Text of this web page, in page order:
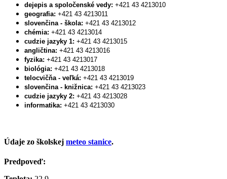
dejepis a spoločenské vedy: +421 43 4213010
geografia: +421 43 4213011
slovenčina - škola: +421 43 4213012
chémia: +421 43 4213014
cudzie jazyky 1: +421 43 4213015
angličtina: +421 43 4213016
fyzika: +421 43 4213017
biológia: +421 43 4213018
telocvičňa - veľká: +421 43 4213019
slovenčina - knižnica: +421 43 4213023
cudzie jazyky 2: +421 43 4213028
informatika: +421 43 4213030
Údaje zo školskej meteo stanice.
Predpoveď: